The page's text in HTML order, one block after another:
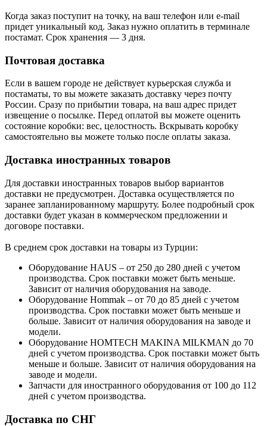
Когда заказ поступит на точку, на ваш телефон или e-mail
придет уникальный код. Заказ нужно оплатить в терминале
постамат. Срок хранения — 3 дня.
Почтовая доставка
Если в вашем городе не действует курьерская служба и
постаматы, то вы можете заказать доставку через почту
России. Сразу по прибытии товара, на ваш адрес придет
извещение о посылке. Перед оплатой вы можете оценить
состояние коробки: вес, целостность. Вскрывать коробку
самостоятельно вы можете только после оплаты заказа.
Доставка иностранных товаров
Для доставки иностранных товаров выбор вариантов
доставки не предусмотрен. Доставка осуществляется по
заранее запланированному маршруту. Более подробный срок
доставки будет указан в коммерческом предложении и
договоре поставки.
В среднем срок доставки на товары из Турции:
Оборудование HAUS – от 250 до 280 дней с учетом
производства. Срок поставки может быть меньше.
Зависит от наличия оборудования на заводе.
Оборудование Hommak – от 70 до 85 дней с учетом
производства. Срок поставки может быть меньше и
больше. Зависит от наличия оборудования на заводе и
модели.
Оборудование HOMTECH MAKINA MILKMAN до 70
дней с учетом производства. Срок поставки может быть
меньше и больше. Зависит от наличия оборудования на
заводе и модели.
Запчасти для иностранного оборудования от 100 до 112
дней с учетом производства.
Доставка по СНГ